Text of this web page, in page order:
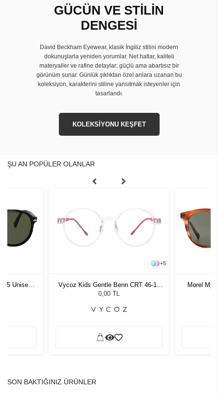
GÜCÜN VE STİLİN
DENGESİ
David Beckham Eyewear, klasik İngiliz stilini modern
dokunuşlarla yeniden yorumlar. Net hatlar, kaliteli
materyaller ve rafine detaylar; güçlü ama abartısız bir
görünüm sunar. Günlük şıklıktan özel anlara uzanan bu
koleksiyon, karakterini stiline yansıtmak isteyenler için
tasarlandı.
KOLEKSİYONU KEŞFET
ŞU AN POPÜLER OLANLAR
55 Unisex
+5
Vycoz Kids Gentle Benn CRT 46-17
135
0,00 TL
Morel
SON BAKTIĞINIZ ÜRÜNLER